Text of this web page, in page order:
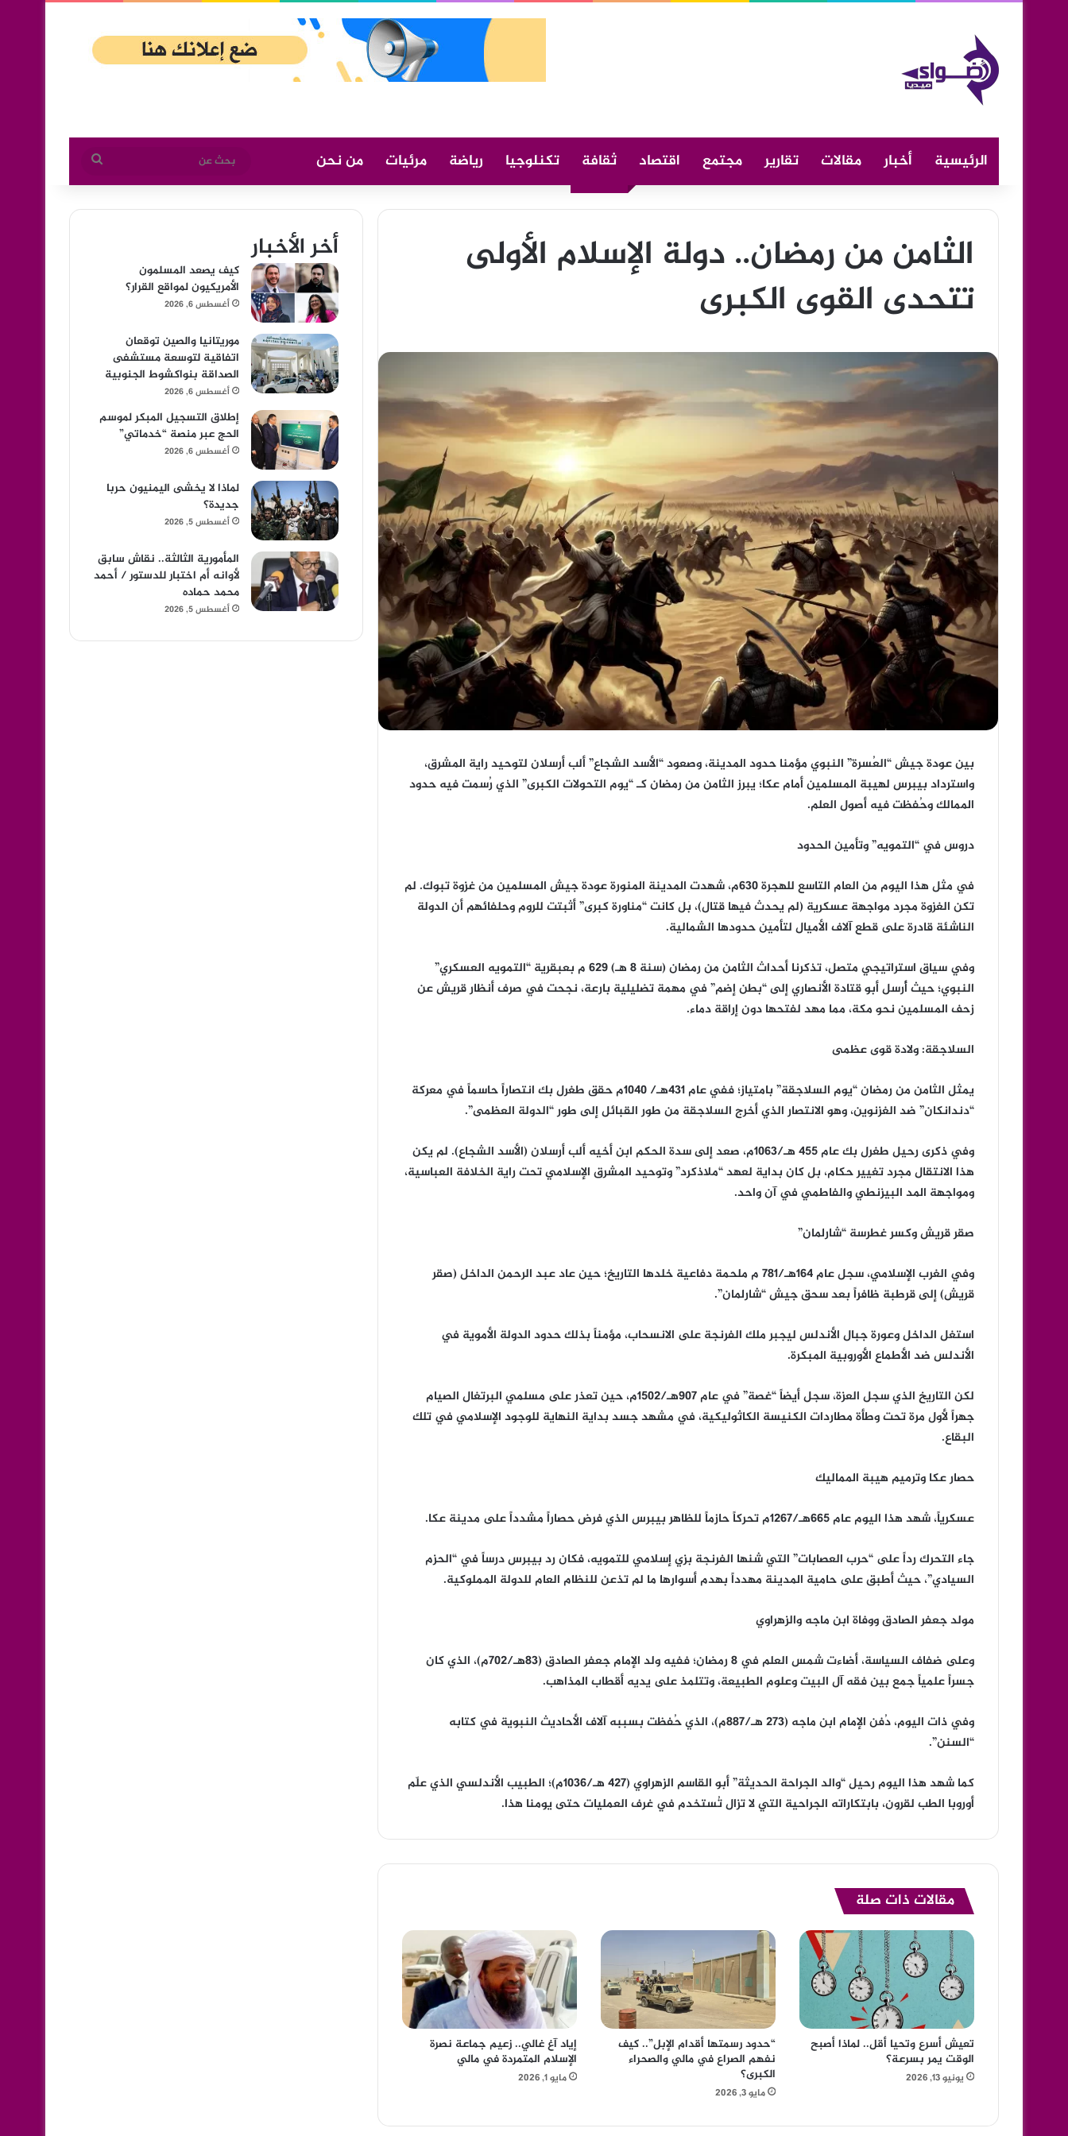
الرئيسية أخبار مقالات تقارير مجتمع اقتصاد ثقافة تكنلوجيا رياضة مرئيات من نحن
بحث
عن
الثامن من رمضان.. دولة الإسلام الأولى
تتحدى القوى الكبرى
بين عودة جيش “العُسرة” النبوي مؤمنا حدود المدينة، وصعود “الأسد الشجاع” ألب أرسلان لتوحيد راية المشرق،
واسترداد بيبرس لهيبة المسلمين أمام عكا؛ يبرز الثامن من رمضان كـ “يوم التحولات الكبرى” الذي رُسمت فيه حدود
الممالك وحُفظت فيه أصول العلم.
دروس في “التمويه” وتأمين الحدود
في مثل هذا اليوم من العام التاسع للهجرة 630م، شهدت المدينة المنورة عودة جيش المسلمين من غزوة تبوك. لم
تكن الغزوة مجرد مواجهة عسكرية (لم يحدث فيها قتال)، بل كانت “مناورة كبرى” أثبتت للروم وحلفائهم أن الدولة
الناشئة قادرة على قطع آلاف الأميال لتأمين حدودها الشمالية.
وفي سياق استراتيجي متصل، تذكرنا أحداث الثامن من رمضان (سنة 8 هـ) 629 م بعبقرية “التمويه العسكري”
النبوي؛ حيث أُرسل أبو قتادة الأنصاري إلى “بطن إضم” في مهمة تضليلية بارعة، نجحت في صرف أنظار قريش عن
زحف المسلمين نحو مكة، مما مهد لفتحها دون إراقة دماء.
السلاجقة: ولادة قوى عظمى
يمثل الثامن من رمضان “يوم السلاجقة” بامتياز؛ ففي عام 431هـ/ 1040م حقق طغرل بك انتصاراً حاسماً في معركة
“دندانكان” ضد الغزنوين، وهو الانتصار الذي أخرج السلاجقة من طور القبائل إلى طور “الدولة العظمى”.
وفي ذكرى رحيل طغرل بك عام 455 هـ/1063م، صعد إلى سدة الحكم ابن أخيه ألب أرسلان (الأسد الشجاع). لم يكن
هذا الانتقال مجرد تغيير حكام، بل كان بداية لعهد “ملاذكرد” وتوحيد المشرق الإسلامي تحت راية الخلافة العباسية،
ومواجهة المد البيزنطي والفاطمي في آن واحد.
صقر قريش وكسر غطرسة “شارلمان”
وفي الغرب الإسلامي، سجل عام 164هـ/781 م ملحمة دفاعية خلدها التاريخ؛ حين عاد عبد الرحمن الداخل (صقر
قريش) إلى قرطبة ظافراً بعد سحق جيش “شارلمان”.
استغل الداخل وعورة جبال الأندلس ليجبر ملك الفرنجة على الانسحاب، مؤمناً بذلك حدود الدولة الأموية في
الأندلس ضد الأطماع الأوروبية المبكرة.
لكن التاريخ الذي سجل العزة، سجل أيضاً “غصة” في عام 907هـ/1502م، حين تعذر على مسلمي البرتغال الصيام
جهراً لأول مرة تحت وطأة مطاردات الكنيسة الكاثوليكية، في مشهد جسد بداية النهاية للوجود الإسلامي في تلك
البقاع.
حصار عكا وترميم هيبة المماليك
عسكرياً، شهد هذا اليوم عام 665هـ/1267م تحركاً حازماً للظاهر بيبرس الذي فرض حصاراً مشدداً على مدينة عكا.
جاء التحرك رداً على “حرب العصابات” التي شنها الفرنجة بزي إسلامي للتمويه، فكان رد بيبرس درساً في “الحزم
السيادي”، حيث أطبق على حامية المدينة مهدداً بهدم أسوارها ما لم تذعن للنظام العام للدولة المملوكية.
مولد جعفر الصادق ووفاة ابن ماجه والزهراوي
وعلى ضفاف السياسة، أضاءت شمس العلم في 8 رمضان؛ ففيه ولد الإمام جعفر الصادق (83هـ/702م)، الذي كان
جسراً علمياً جمع بين فقه آل البيت وعلوم الطبيعة، وتتلمذ على يديه أقطاب المذاهب.
وفي ذات اليوم، دُفن الإمام ابن ماجه (273 هـ/887م)، الذي حُفظت بسببه آلاف الأحاديث النبوية في كتابه
“السنن”.
كما شهد هذا اليوم رحيل “والد الجراحة الحديثة” أبو القاسم الزهراوي (427 هـ/1036م)؛ الطبيب الأندلسي الذي علّم
أوروبا الطب لقرون، بابتكاراته الجراحية التي لا تزال تُستخدم في غرف العمليات حتى يومنا هذا.
مقالات ذات صلة
تعيش أسرع وتحيا أقل.. لماذا أصبح
الوقت يمر بسرعة؟
يونيو 13, 2026
“حدود رسمتها أقدام الإبل”.. كيف
نفهم الصراع في مالي والصحراء
الكبرى؟
مايو 3, 2026
إياد آغ غالي.. زعيم جماعة نصرة
الإسلام المتمردة في مالي
مايو 1, 2026
أخر الأخبار
كيف يصعد المسلمون
الأمريكيون لمواقع القرار؟
أغسطس 6, 2026
موريتانيا والصين توقعان
اتفاقية لتوسعة مستشفى
الصداقة بنواكشوط الجنوبية
أغسطس 6, 2026
إطلاق التسجيل المبكر لموسم
الحج عبر منصة “خدماتي”
أغسطس 6, 2026
لماذا لا يخشى اليمنيون حربا
جديدة؟
أغسطس 5, 2026
المأمورية الثالثة.. نقاش سابق
لأوانه أم اختبار للدستور / أحمد
محمد حماده
أغسطس 5, 2026